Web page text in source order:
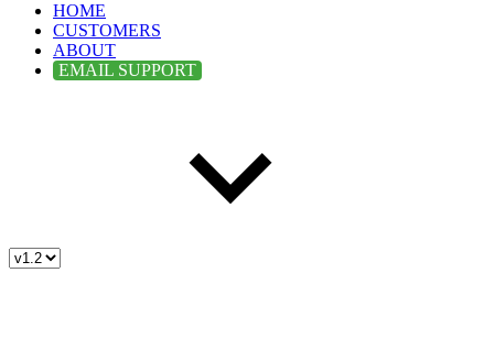
HOME
CUSTOMERS
ABOUT
EMAIL SUPPORT